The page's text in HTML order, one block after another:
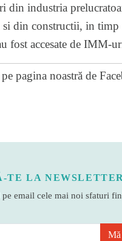
din industria
si din constructii, in timp
fost accesate de IMM-
pagina noastră de
TE LA NEWSLETTER
pe email cele mai noi sfaturi
Mă